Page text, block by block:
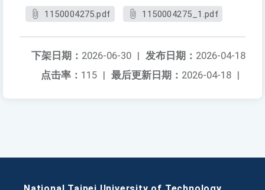
1150004275.pdf 1150004275_1.pdf
发布日期： 2026-04-18
下架日期： 2026-06-30 |
最后更新日期： 2026-04-18 |
点击率： 115 |